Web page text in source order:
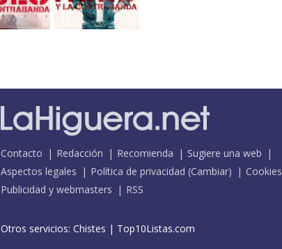
Contacto Redacción Recomienda
Sugiere una web
Aspectos legales
Política de privacidad (Cambiar)
Cookies
Publicidad y webmasters
RSS
Otros servicios: Chistes | Top10Listas.com